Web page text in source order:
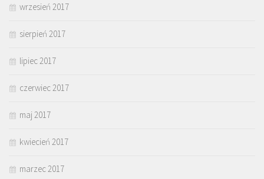
wrzesień 2017
sierpień 2017
lipiec 2017
czerwiec 2017
maj 2017
kwiecień 2017
marzec 2017